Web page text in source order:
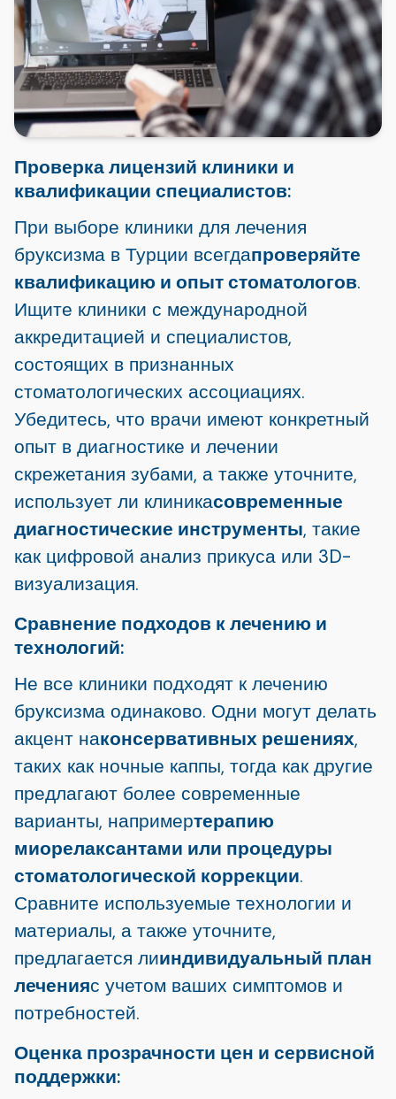
Проверка лицензий клиники и
квалификации специалистов:
При выборе клиники для лечения
бруксизма в Турции всегдапроверяйте
квалификацию и опыт стоматологов.
Ищите клиники с международной
аккредитацией и специалистов,
состоящих в признанных
стоматологических ассоциациях.
Убедитесь, что врачи имеют конкретный
опыт в диагностике и лечении
скрежетания зубами, а также уточните,
использует ли клиникасовременные
диагностические инструменты, такие
как цифровой анализ прикуса или 3D-
визуализация.
Сравнение подходов к лечению и
технологий:
Не все клиники подходят к лечению
бруксизма одинаково. Одни могут делать
акцент наконсервативных решениях,
таких как ночные каппы, тогда как другие
предлагают более современные
варианты, напримертерапию
миорелаксантами или процедуры
стоматологической коррекции.
Сравните используемые технологии и
материалы, а также уточните,
предлагается лииндивидуальный план
леченияс учетом ваших симптомов и
потребностей.
Оценка прозрачности цен и сервисной
поддержки: